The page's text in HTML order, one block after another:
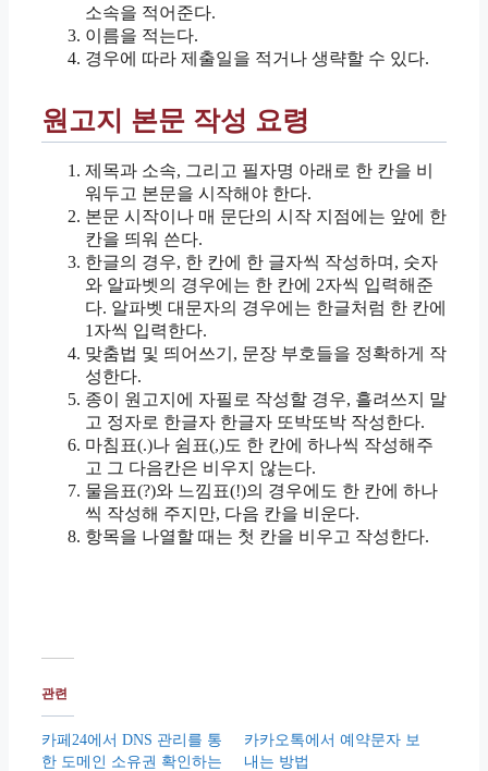
소속을 적어준다.
이름을 적는다.
경우에 따라 제출일을 적거나 생략할 수 있다.
원고지 본문 작성 요령
제목과 소속, 그리고 필자명 아래로 한 칸을 비
워두고 본문을 시작해야 한다.
본문 시작이나 매 문단의 시작 지점에는 앞에 한
칸을 띄워 쓴다.
한글의 경우, 한 칸에 한 글자씩 작성하며, 숫자
와 알파벳의 경우에는 한 칸에 2자씩 입력해준
다. 알파벳 대문자의 경우에는 한글처럼 한 칸에
1자씩 입력한다.
맞춤법 및 띄어쓰기, 문장 부호들을 정확하게 작
성한다.
종이 원고지에 자필로 작성할 경우, 흘려쓰지 말
고 정자로 한글자 한글자 또박또박 작성한다.
마침표(.)나 쉼표(,)도 한 칸에 하나씩 작성해주
고 그 다음칸은 비우지 않는다.
물음표(?)와 느낌표(!)의 경우에도 한 칸에 하나
씩 작성해 주지만, 다음 칸을 비운다.
항목을 나열할 때는 첫 칸을 비우고 작성한다.
관련
카페24에서 DNS 관리를 통
한 도메인 소유권 확인하는
카카오톡에서 예약문자 보
내는 방법